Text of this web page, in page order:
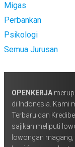
Migas
Perbankan
Psikologi
Semua Jurusan
OPENKERJA
di Indonesia. Kami
Terbaru dan
sajikan meliputi
lowongan magang,